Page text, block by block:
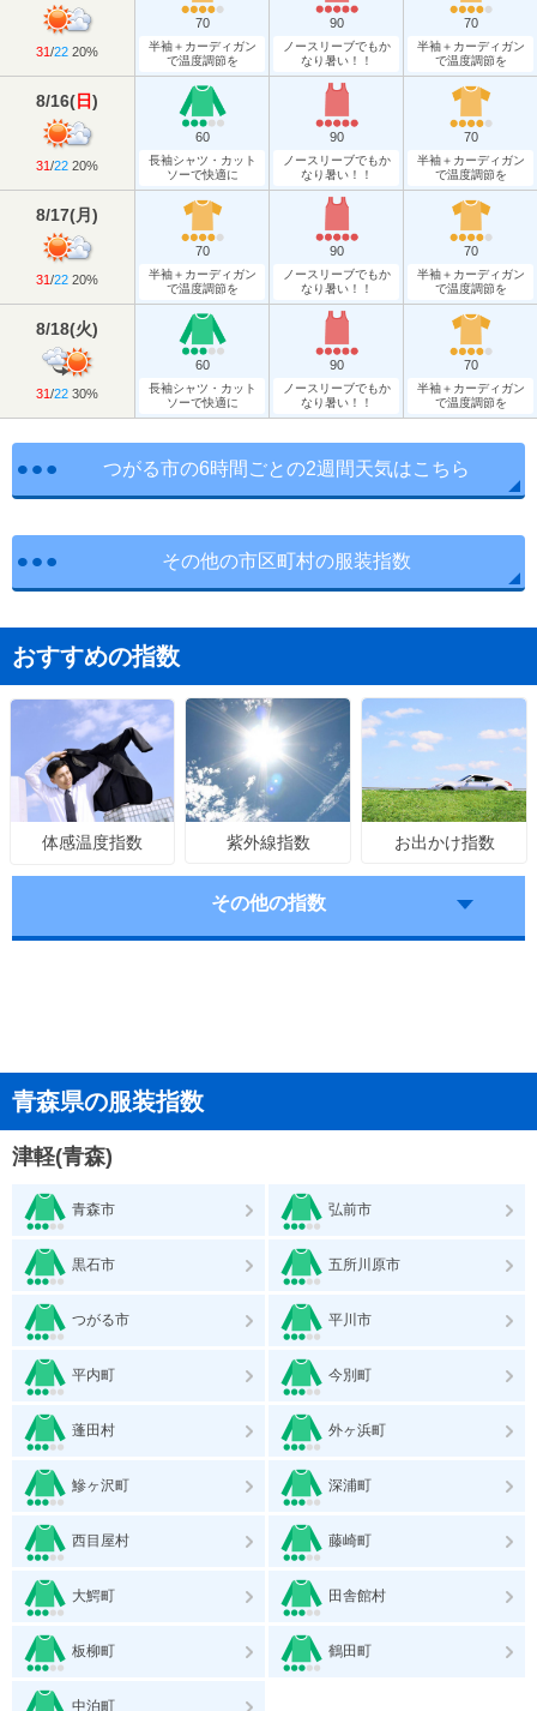
31/22 20%
70
半袖＋カーディガン
で温度調節を
90
ノースリーブでもか
なり暑い！！
70
半袖＋カーディガン
で温度調節を
8/16(日)
31/22 20%
60
長袖シャツ・カット
ソーで快適に
90
ノースリーブでもか
なり暑い！！
70
半袖＋カーディガン
で温度調節を
8/17(月 )
31/22 20%
70
半袖＋カーディガン
で温度調節を
90
ノースリーブでもか
なり暑い！！
70
半袖＋カーディガン
で温度調節を
8/18(火)
31/22 30%
60
長袖シャツ・カット
ソーで快適に
90
ノースリーブでもか
なり暑い！！
70
半袖＋カーディガン
で温度調節を
つがる市の6時間ごとの2週間天気はこちら
その他の市区町村の服装指数
おすすめの指数
体感温度指数 紫外線指数 お出かけ指数
その他の指数
青森県の服装指数
津軽(青森)
青森市 弘前市
黒石市 五所川原市
つがる市 平川市
平内町 今別町
蓬田村 外ヶ浜町
鰺ヶ沢町 深浦町
西目屋村 藤崎町
大鰐町 田舎館村
板柳町 鶴田町
中泊町